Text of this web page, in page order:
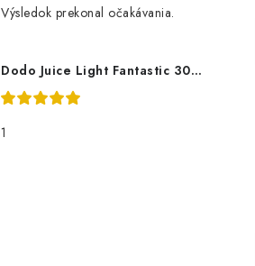
Výsledok prekonal očakávania.
Dodo Juice Light Fantastic 30ml měkký vosk
1